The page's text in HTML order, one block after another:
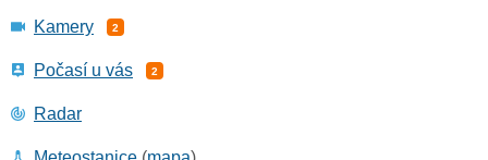
Kamery 2
Počasí u vás 2
Radar